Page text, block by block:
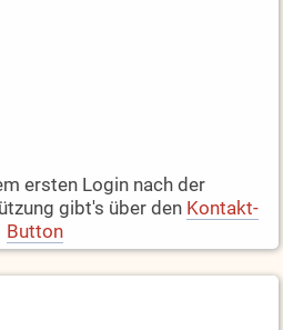
ersten Login nach der
gibt's über den Kontakt-
Button